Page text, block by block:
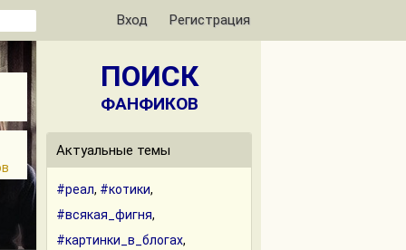
Вход Регистрация
ПОИСК
ФАНФИКОВ
Актуальные темы
#реал, #котики,
#всякая_фигня,
#картинки_в_блогах,